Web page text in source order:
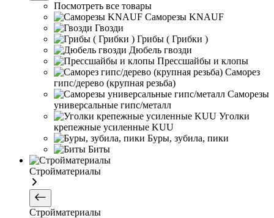
Посмотреть все товары
Саморезы KNAUF
Гвозди
Грибы ( Грибки )
Дюбель гвозди
Прессшайбы и клопы
Саморез
гипс/дерево (крупная резьба)
Саморезы
универсальные гипс/металл
Уголки
крепежные усиленные KUU
Буры, зубила, пики
Биты
Стройматериалы
Стройматериалы